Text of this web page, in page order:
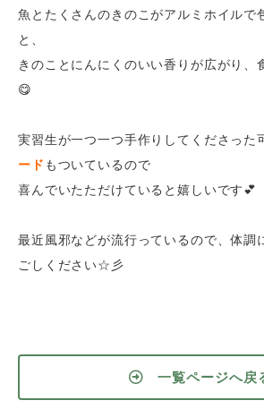
魚とたくさんのきのこがアルミホイルで
と、
きのことにんにくのいい香りが広がり、
😋
実習生が一つ一つ手作りしてくださった
ード もついているので
喜んでいたただけていると嬉しいです💕
最近風邪などが流行っているので、体調
ごしください☆彡
一覧ページへ戻